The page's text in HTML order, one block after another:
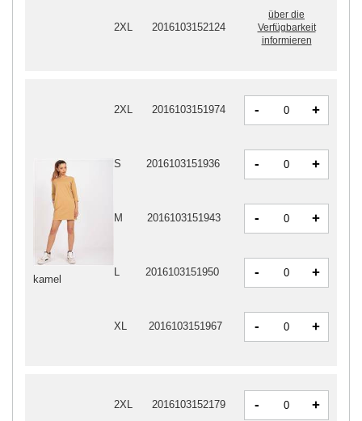
kamel
2XL 2016103151974 - +
S 2016103151936 - +
M 2016103151943 - +
L 2016103151950 - +
XL 2016103151967 - +
2XL 2016103152179 - +
2XL 2016103152124
über die
Verfügbarkeit
informieren